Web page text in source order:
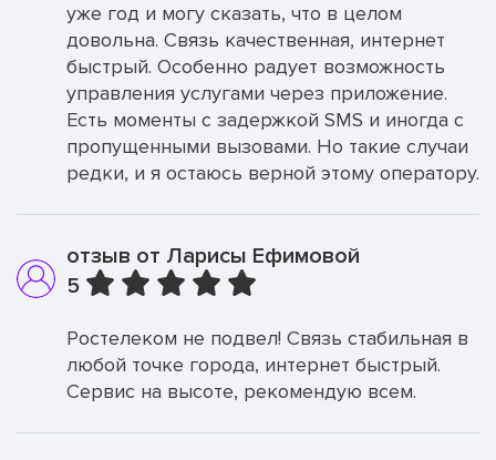
уже год и могу сказать, что в целом
довольна. Связь качественная, интернет
быстрый. Особенно радует возможность
управления услугами через приложение.
Есть моменты с задержкой SMS и иногда с
пропущенными вызовами. Но такие случаи
редки, и я остаюсь верной этому оператору.
отзыв от Ларисы Ефимовой
5
Ростелеком не подвел! Связь стабильная в
любой точке города, интернет быстрый.
Сервис на высоте, рекомендую всем.